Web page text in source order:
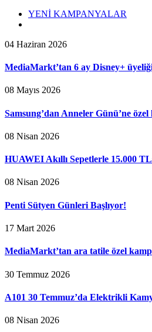
YENİ KAMPANYALAR
04 Haziran 2026
MediaMarkt’tan 6 ay Disney+
08 Mayıs 2026
Samsung’dan Anneler Günü’ne
08 Nisan 2026
HUAWEI Akıllı Sepetlerle 15.000
08 Nisan 2026
Penti Sütyen Günleri Başlıyor!
17 Mart 2026
MediaMarkt’tan ara tatile özel
30 Temmuz 2026
A101 30 Temmuz’da Elektrikli
08 Nisan 2026